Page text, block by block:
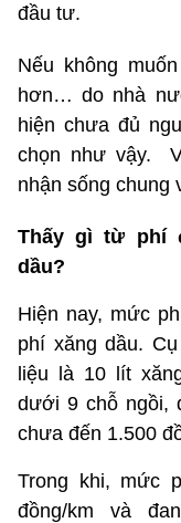
đầu tư.
Nếu không
hơn… do nhà
hiện chưa đủ
chọn như vậy.
nhận sống chung
Thấy gì từ phí
dầu?
Hiện nay, mức
phí xăng dầu.
liệu là 10 lít
dưới 9 chỗ ngồi,
chưa đến 1.500
Trong khi, mức
đồng/km và